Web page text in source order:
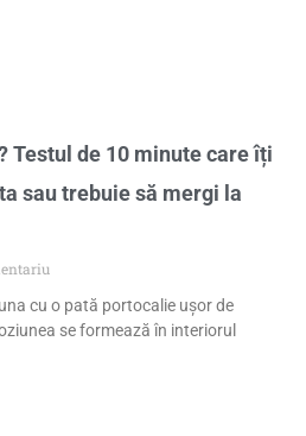
Testul de 10 minute care îți
sau trebuie să mergi la
cu o pată portocalie ușor de
se formează în interiorul